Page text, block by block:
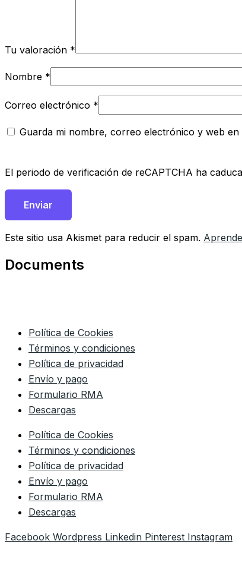
Tu valoración *
Nombre *
Correo electrónico *
Guarda mi nombre, correo electrónico y web
El periodo de verificación de reCAPTCHA ha
Este sitio usa Akismet para reducir el spam.
Documents
Política de Cookies
Términos y condiciones
Política de privacidad
Envío y pago
Formulario RMA
Descargas
Política de Cookies
Términos y condiciones
Política de privacidad
Envío y pago
Formulario RMA
Descargas
Facebook Wordpress Linkedin Pinterest Instagram